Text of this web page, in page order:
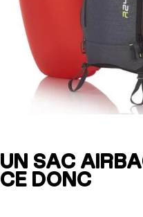
UN SAC
CE DONC